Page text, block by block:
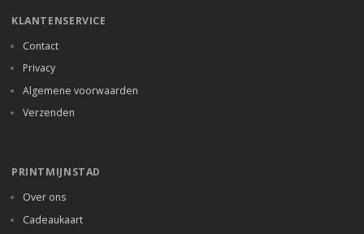
KLANTENSERVICE
Contact
Privacy
Algemene voorwaarden
Verzenden
PRINTMIJNSTAD
Over ons
Cadeaukaart